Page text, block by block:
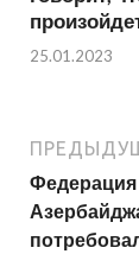
25.01.2023
Федерация